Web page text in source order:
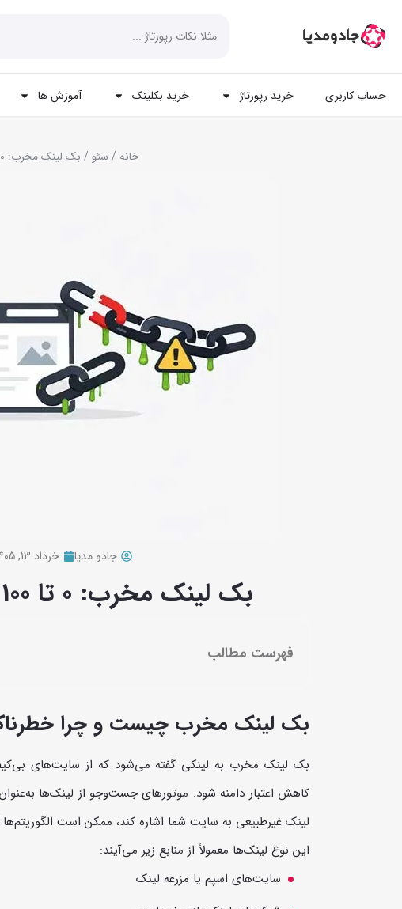
حساب کاربری خرید رپورتاژ خرید بکلینک آموزش ها
خانه / سئو / بک لینک مخرب: 0 تا 100 آن و نحوه مقابله با آنها
جادو مدیا خرداد 13, 1405
بک لینک مخرب: 0 تا 100 آن و نحوه مقابله با آنها
فهرست مطالب
بک لینک مخرب چیست و چرا
بک لینک مخرب به لینکی گفته می‌شود که از سایت‌های
کاهش اعتبار دامنه شود. موتورهای جست‌وجو از لینک‌ها به‌عنوان
لینک غیرطبیعی به سایت شما اشاره کند، ممکن است
این نوع لینک‌ها معمولاً از منابع زیر می‌آیند:
سایت‌های اسپم یا مزرعه لینک